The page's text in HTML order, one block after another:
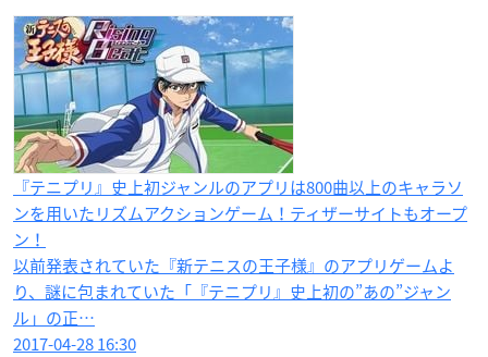
『テニプリ』史上初ジャンルのアプリは800曲以上のキャラソ
ンを用いたリズムアクションゲーム！ティザーサイトもオープ
ン！
以前発表されていた『新テニスの王子様』のアプリゲームよ
り、謎に包まれていた「『テニプリ』史上初の”あの”ジャン
ル」の正…
2017-04-28 16:30